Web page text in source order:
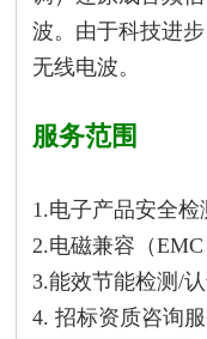
波。由于科技进
无线电波。
服务范围
1.电子产品安全检
2.电磁兼容（
3.能效节能检测/
4. 招标资质咨询服